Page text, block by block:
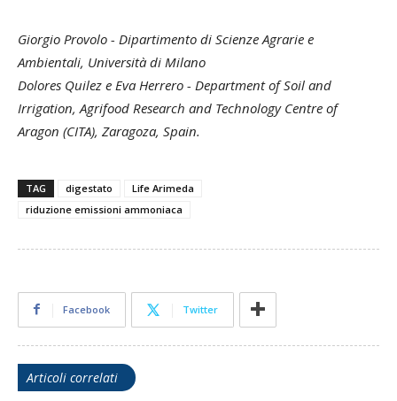
Giorgio Provolo - Dipartimento di Scienze Agrarie e
Ambientali, Università di Milano
Dolores Quilez e Eva Herrero - Department of Soil and
Irrigation, Agrifood Research and Technology Centre of
Aragon (CITA), Zaragoza, Spain.
TAG digestato
Life Arimeda
riduzione emissioni ammoniaca
Facebook Twitter
Articoli correlati